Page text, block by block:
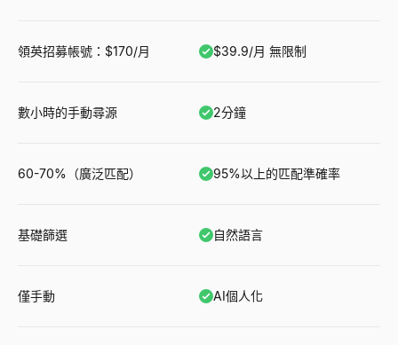
領英招募帳號：$170/月 $39.9/月 無限制
數小時的手動尋源 2分鐘
60-70%（廣泛匹配） 95%以上的匹配準確率
基礎篩選 自然語言
僅手動 AI個人化